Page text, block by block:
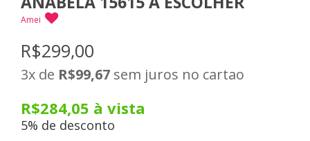
Amei
R$299,00
3x de R$99,67 sem juros no cartao
R$284,05 à vista
5% de desconto